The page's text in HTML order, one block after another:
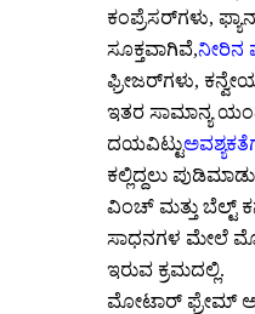
ಕಂಪ್ರೆಸರ್‌ಗಳು,
ಸೂಕ್ತವಾಗಿವೆ,ನೀರಿನ
ಫ್ರೀಜರ್‌ಗಳು,
ಇತರ ಸಾಮಾನ್ಯ
ದಯವಿಟ್ಟು
ಕಲ್ಲಿದ್ದಲು
ವಿಂಚ್ ಮತ್ತು ಬೆಲ್ಟ್
ಸಾಧನಗಳ ಮೇಲೆ
ಇರುವ ಕ್ರಮದಲ್ಲಿ.
ಮೋಟಾರ್ ಫ್ರೇಮ್